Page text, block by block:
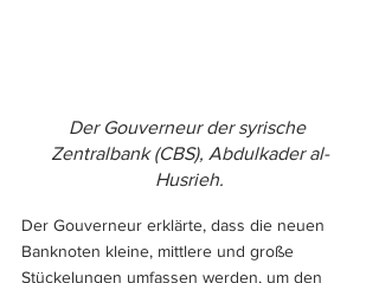
Der Gouverneur der syrische
Zentralbank (CBS), Abdulkader al-
Husrieh.
Der Gouverneur erklärte, dass die neuen
Banknoten kleine, mittlere und große
Stückelungen umfassen werden, um den